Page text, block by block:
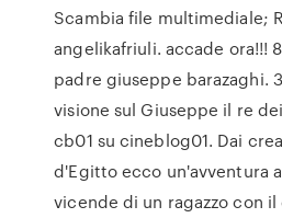
Scambia file multimediale;
angelikafriuli. accade ora!!!
padre giuseppe barazaghi.
visione sul Giuseppe il re
cb01 su cineblog01. Dai
d'Egitto ecco un'avventura
vicende di un ragazzo con